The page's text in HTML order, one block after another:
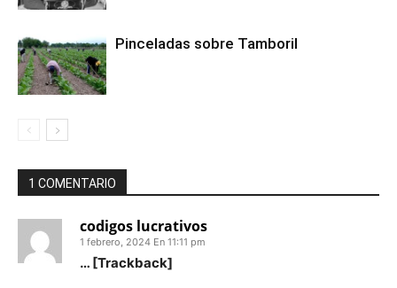
Pinceladas sobre Tamboril
1 COMENTARIO
codigos lucrativos
1 febrero, 2024 En 11:11 pm
… [Trackback]